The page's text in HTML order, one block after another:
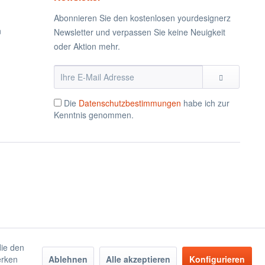
Abonnieren Sie den kostenlosen yourdesignerz
Newsletter und verpassen Sie keine Neuigkeit
oder Aktion mehr.
Die Datenschutzbestimmungen habe ich zur
Kenntnis genommen.
den
Ablehnen Alle akzeptieren Konfigurieren